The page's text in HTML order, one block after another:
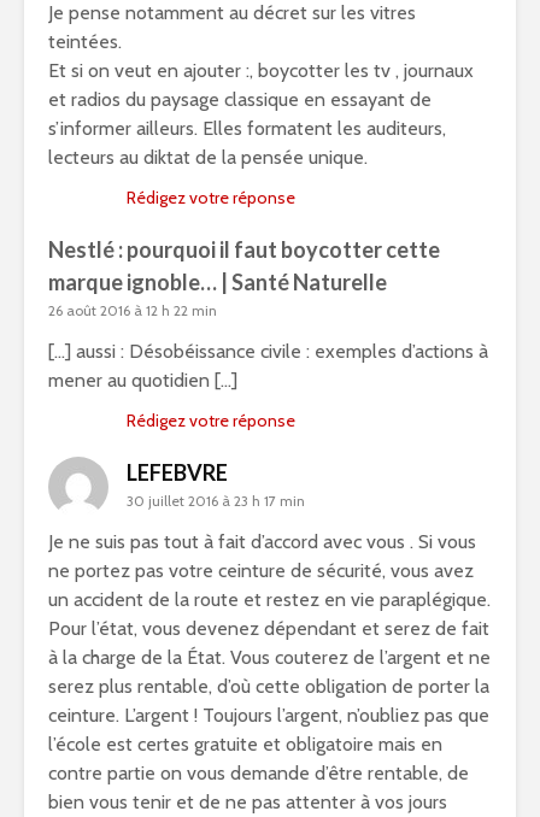
Je pense notamment au décret sur les vitres
teintées.
Et si on veut en ajouter :, boycotter les tv , journaux
et radios du paysage classique en essayant de
s’informer ailleurs. Elles formatent les auditeurs,
lecteurs au diktat de la pensée unique.
Rédigez votre réponse
Nestlé : pourquoi il faut boycotter cette
marque ignoble… | Santé Naturelle
26 août 2016 à 12 h 22 min
[…] aussi : Désobéissance civile : exemples d’actions à
mener au quotidien […]
Rédigez votre réponse
LEFEBVRE
30 juillet 2016 à 23 h 17 min
Je ne suis pas tout à fait d’accord avec vous . Si vous
ne portez pas votre ceinture de sécurité, vous avez
un accident de la route et restez en vie paraplégique.
Pour l’état, vous devenez dépendant et serez de fait
à la charge de la État. Vous couterez de l’argent et ne
serez plus rentable, d’où cette obligation de porter la
ceinture. L’argent ! Toujours l’argent, n’oubliez pas que
l’école est certes gratuite et obligatoire mais en
contre partie on vous demande d’être rentable, de
bien vous tenir et de ne pas attenter à vos jours